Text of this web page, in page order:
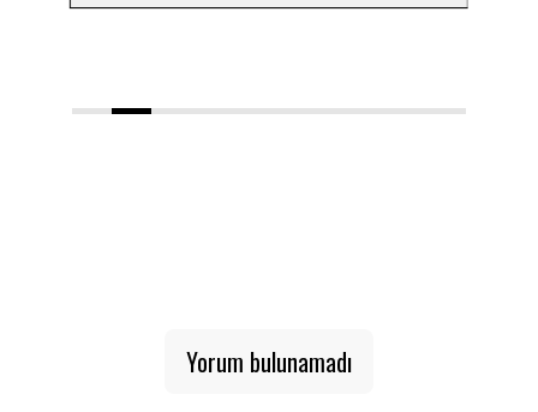
1 2 3 4 5 6 7 8 9 10
Yorum bulunamadı